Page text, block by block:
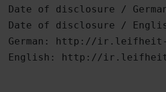
Date of disclosure /
Date of disclosure /
German: http://ir.leifheit-
English: http://ir.leifheit-